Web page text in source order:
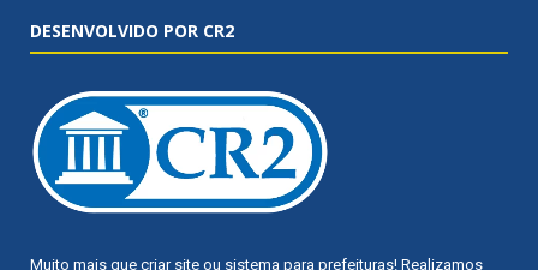
DESENVOLVIDO POR CR2
Muito mais que criar site ou sistema para prefeituras! Realizamos